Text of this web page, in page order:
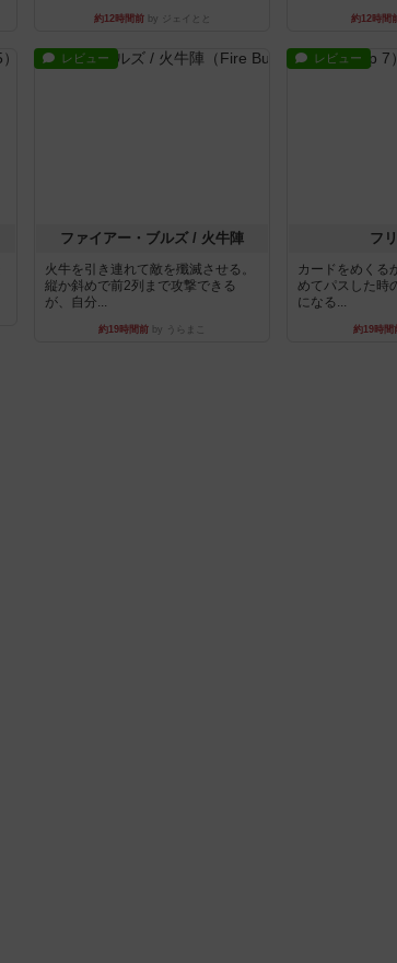
約12時間前by ジェイとと 約12時間
レビュー
ファイアー・ブルズ / 火牛陣
火牛を引き連れて敵を殲滅させる。
縦か斜めで前2列まで攻撃できる
が、自分...
約19時間前 by うらまこ
レビュー
フ
カードをめくる
めてパスした時
になる...
約19時間